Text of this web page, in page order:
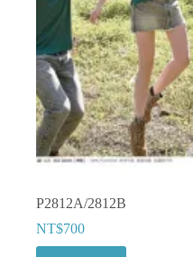
面
選
擇
選
項
P2812A/2812B
NT$700